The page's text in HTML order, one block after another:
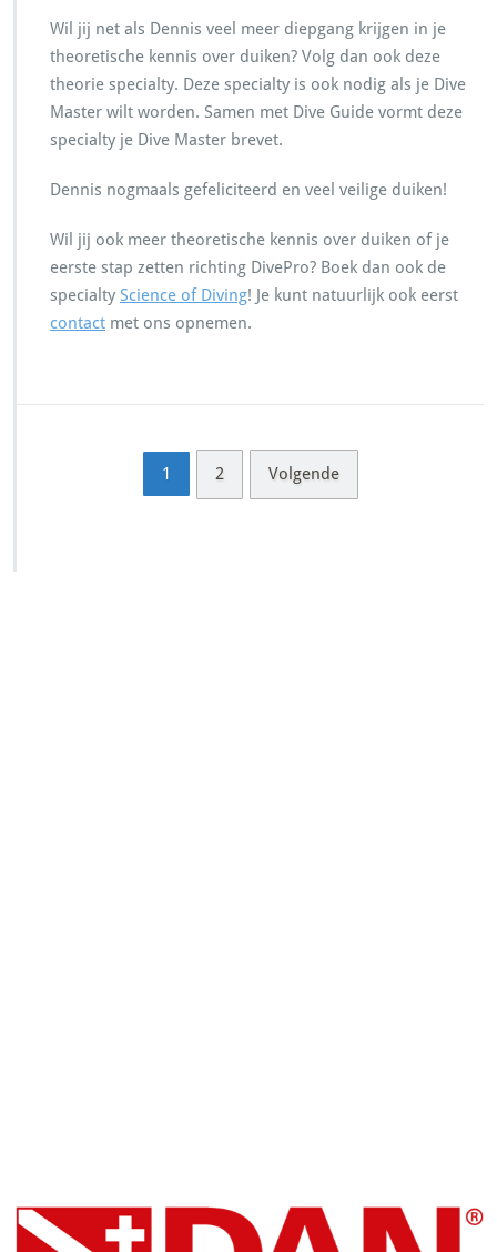
Wil jij net als Dennis veel meer diepgang krijgen in je
theoretische kennis over duiken? Volg dan ook deze
theorie specialty. Deze specialty is ook nodig als je Dive
Master wilt worden. Samen met Dive Guide vormt deze
specialty je Dive Master brevet.
Dennis nogmaals gefeliciteerd en veel veilige duiken!
Wil jij ook meer theoretische kennis over duiken of je
eerste stap zetten richting DivePro? Boek dan ook de
specialty Science of Diving! Je kunt natuurlijk ook eerst
contact met ons opnemen.
1 2 Volgende